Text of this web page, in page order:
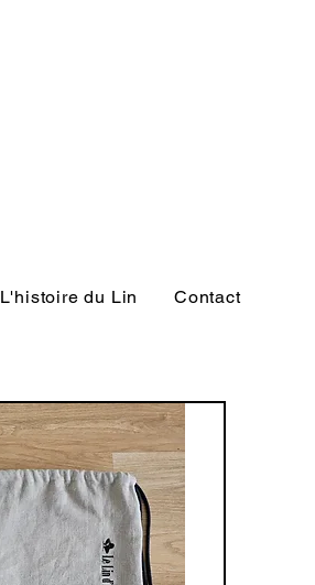
L'histoire du Lin Contact